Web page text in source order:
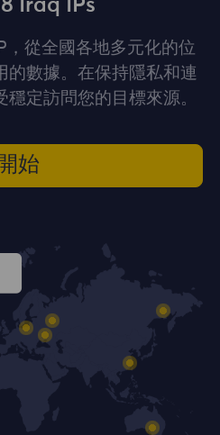
Iraq IPs
從全國各地多元化的位
的數據。在保持隱私和連
定訪問您的目標來源。
開始